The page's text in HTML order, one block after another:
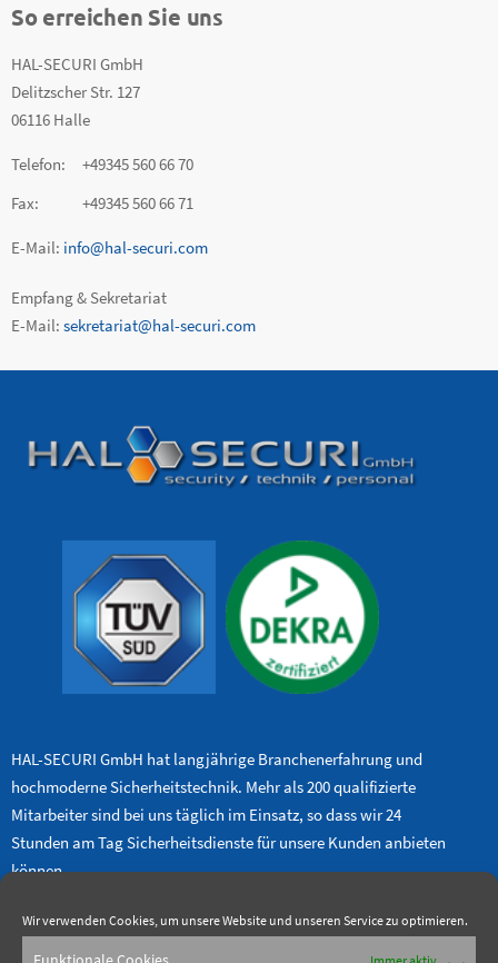
Wir verwenden Cookies, um unsere Website und unseren Service zu optimieren.
Immer aktiv
So erreichen Sie uns
HAL-SECURI GmbH
Delitzscher Str. 127
06116 Halle
Telefon: +49345 560 66 70
Fax: +49345 560 66 71
E-Mail: info@hal-securi.com
Empfang & Sekretariat
E-Mail: sekretariat@hal-securi.com
HAL-SECURI GmbH hat langjährige Branchenerfahrung und
hochmoderne Sicherheitstechnik. Mehr als 200 qualifizierte
Mitarbeiter sind bei uns täglich im Einsatz, so dass wir 24
Stunden am Tag Sicherheitsdienste für unsere Kunden anbieten
können.
HAL-SECURI GmbH